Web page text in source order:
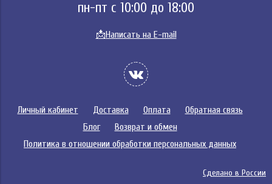
пн-пт с 10:00 до 18:00
📩Написать на E-mail
Личный кабинет Доставка Оплата
Обратная связь
Блог
Возврат и обмен
Политика в отношении обработки персональных данных
Сделано в России